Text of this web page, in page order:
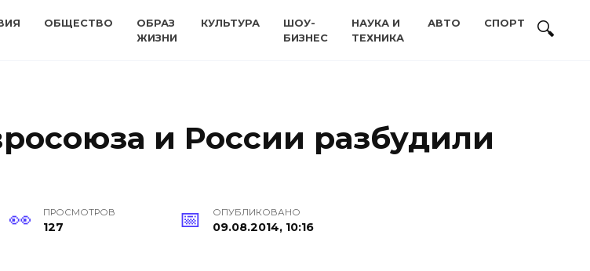
ОБЩЕСТВО
ОБРАЗ
ЖИЗНИ
КУЛЬТУРА
ШОУ-
БИЗНЕС
НАУКА И
ТЕХНИКА
АВТО СПОРТ
и России разбудили
ПРОСМОТРОВ
127
ОПУБЛИКОВАНО
09.08.2014, 10:16